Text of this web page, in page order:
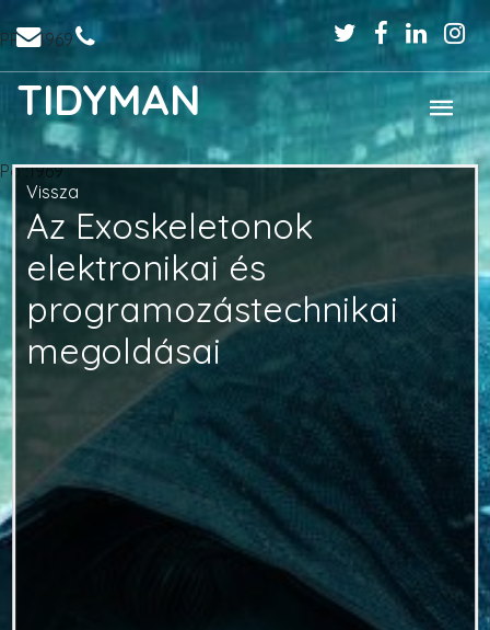
TIDYMAN
PPo :1969
Po :1969
Vissza
Az Exoskeletonok
elektronikai és
programozástechnikai
megoldásai